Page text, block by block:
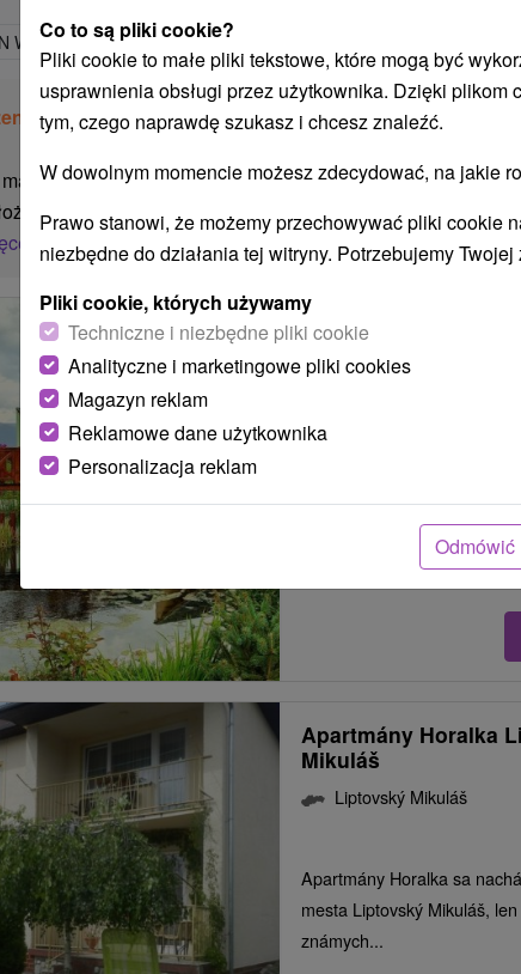
WRAŻEŃ: NOWOCZESNE APARTAMENTY NIEDALEKO JASNEJ I
charakter wyłącznie informacyjny i mogą ulec zmianie
Ostateczną cenę prześlemy po wypełnieniu
Apartmán
Mikuláš
v najväčšom dovolenkovom
Apartmány Horalka
Mikuláš
Liptovský Mikuláš
Apartmány Horalka sa
mesta Liptovský Mikuláš,
známych...
Co to są pliki cookie?
Pliki cookie to małe pliki tekstowe, które mogą być
usprawnienia obsługi przez użytkownika. Dzięki plikom
tym, czego naprawdę szukasz i chcesz znaleźć.
W dowolnym momencie możesz zdecydować, na jakie
Prawo stanowi, że możemy przechowywać pliki cookie
niezbędne do działania tej witryny. Potrzebujemy
Pliki cookie, których używamy
Techniczne i niezbędne pliki cookie
Analityczne i marketingowe pliki cookies
Magazyn reklam
Reklamowe dane użytkownika
Personalizacja reklam
Odmówić